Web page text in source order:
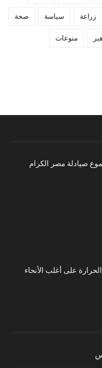
زراعة سياسة صحة
منوعات
صيادلة مصر الكرام
على أغلب الأنحاء